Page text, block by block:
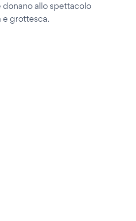
allo spettacolo
e grottesca.